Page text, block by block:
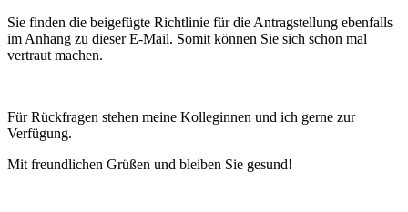
Sie finden die beigefügte Richtlinie für die Antragstellung ebenfalls
im Anhang zu dieser E-Mail. Somit können Sie sich schon mal
vertraut machen.
Für Rückfragen stehen meine Kolleginnen und ich gerne zur
Verfügung.
Mit freundlichen Grüßen und bleiben Sie gesund!